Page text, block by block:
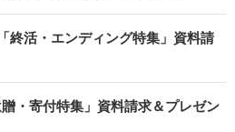
終活・エンディング特集」資料請
・寄付特集」資料請求＆プレゼン